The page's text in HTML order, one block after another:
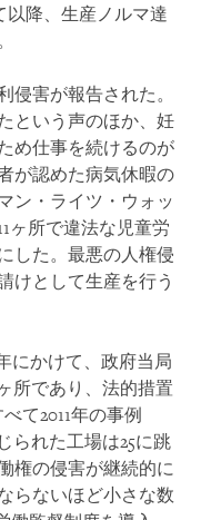
以降、生産ノルマ達
侵害が報告された。
という声のほか、妊
め仕事を続けるのが
が認めた病気休暇の
ン・ライツ・ウォッ
ヶ所で違法な児童労
した。最悪の人権侵
けとして生産を行う
にかけて、政府当局
所であり、法的措置
て2011年の事例
られた工場は25に跳
権の侵害が継続的に
らないほど小さな数